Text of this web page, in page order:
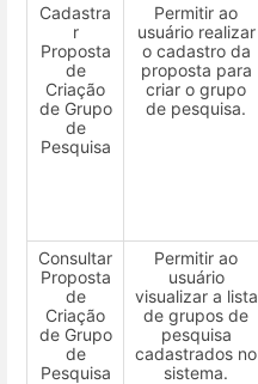
Cadastra
r
Proposta
de
Criação
de Grupo
de
Pesquisa
Permitir ao
usuário realizar
o cadastro da
proposta para
criar o grupo
de pesquisa.
Consultar
Proposta
de
Criação
de Grupo
de
Pesquisa
Permitir ao
usuário
visualizar a lista
de grupos de
pesquisa
cadastrados no
sistema.